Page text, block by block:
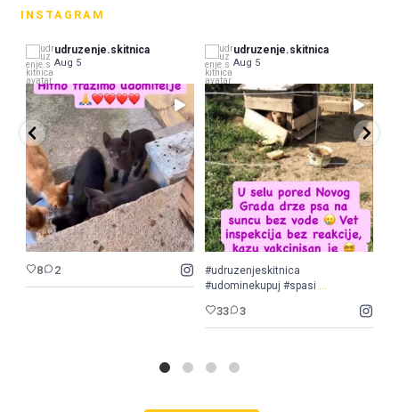
INSTAGRAM
udruzenje.skitnica
Aug 5
8 2
udruzenje.skitnica
Aug 5
#udruzenjeskitnica
#udominekupuj #spasi ...
33 3